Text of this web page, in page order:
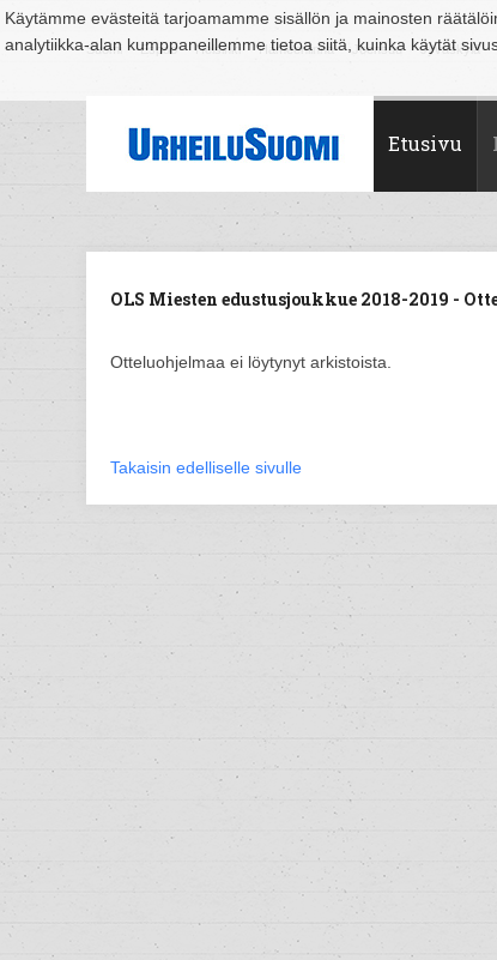
Käytämme evästeitä tarjoamamme sisällön ja mainosten
analytiikka-alan kumppaneillemme tietoa siitä, kuinka käytät
Suomi Espoo Helsinki Hämeenlinna Joensuu Jyväskylä
Etusivu
OLS Miesten edustusjoukkue 2018-2019 -
Otteluohjelmaa ei löytynyt arkistoista.
Takaisin edelliselle sivulle